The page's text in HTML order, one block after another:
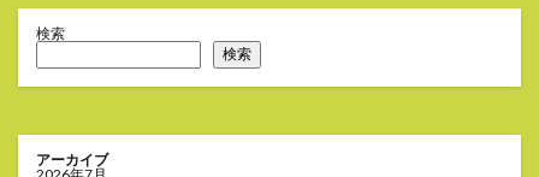
検索
検索
アーカイブ